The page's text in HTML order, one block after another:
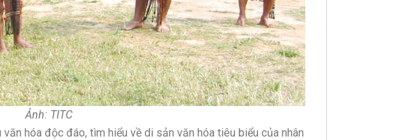
Ảnh: TITC
hóa độc đáo, tìm hiểu về di sản văn hóa tiêu biểu của nhân